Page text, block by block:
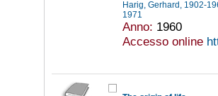
Harig, Gerhard, 1902-
1971
Anno: 1960
Accesso online